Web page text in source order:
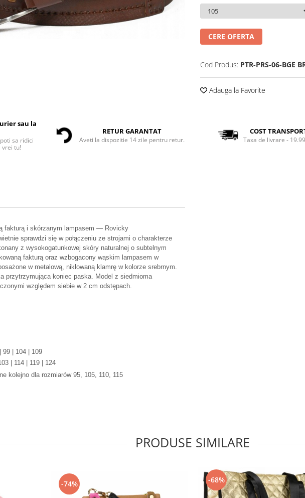
CERE OFERTA
Cod Produs: PTR-PRS-06-BGE
Adauga la Favorite
sau la
sa ridici
vrei tu!
RETUR GARANTAT
Aveti la dispozitie 14 zile pentru retur.
COST
Taxa de livrare -
fakturą i skórzanym lampasem — Rovicky
sprawdzi się w połączeniu ze strojami o charakterze
z wysokogatunkowej skóry naturalnej o subtelnym
fakturą oraz wzbogacony wąskim lampasem w
w metalową, niklowaną klamrę w kolorze srebrnym.
przytrzymująca koniec paska. Model z siedmioma
względem siebie w 2 cm odstępach.
99 | 104 | 109
| 114 | 119 | 124
kolejno dla rozmiarów 95, 105, 110, 115
PRODUSE SIMILARE
-74% -68%